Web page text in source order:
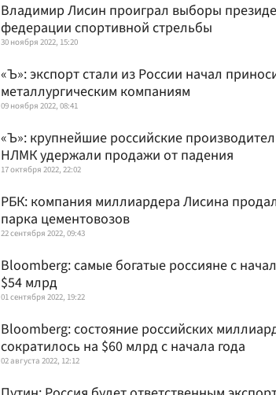
Владимир Лисин проиграл выборы
федерации спортивной стрельбы
30 ноября 2022, 15:20
«Ъ»: экспорт стали из России начал
металлургическим компаниям
09 ноября 2022, 08:41
«Ъ»: крупнейшие российские
НЛМК удержали продажи от падения
17 октября 2022, 22:02
РБК: компания миллиардера Лисина
парка цементовозов
22 сентября 2022, 09:43
Bloomberg: самые богатые россияне с
$54 млрд
01 сентября 2022, 19:22
Bloomberg: состояние российских
сократилось на $60 млрд с начала года
02 августа 2022, 12:12